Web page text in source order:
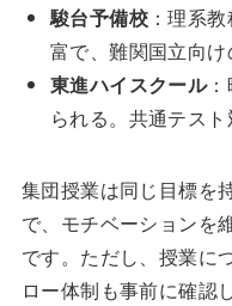
駿台予備校：理系
富で、難関国立向
東進ハイスクール：
られる。共通テス
集団授業は同じ目標を
で、モチベーションを
です。ただし、授業に
ロー体制も事前に確認